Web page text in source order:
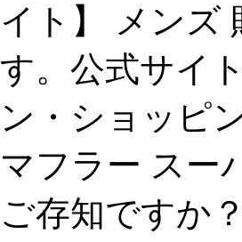
イト】 メンズ
す。公式サイ
ン・ショッピ
マフラー スー
ご存知ですか